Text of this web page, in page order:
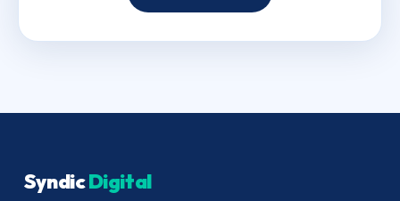
SyndicDigital